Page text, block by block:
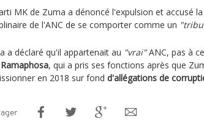
MK de Zuma a dénoncé l'expulsion et accusé
de l'ANC de se comporter comme un
a déclaré qu'il appartenait au "vrai"ANC, pas à
, qui a pris ses fonctions après que
en 2018 sur fond d'allégations de